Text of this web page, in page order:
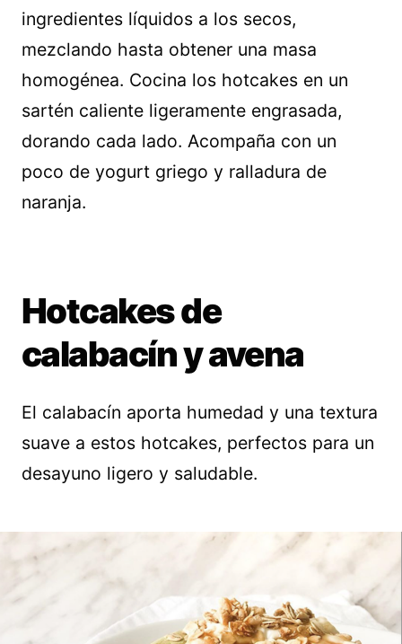
ingredientes líquidos a los secos,
mezclando hasta obtener una masa
homogénea. Cocina los hotcakes en un
sartén caliente ligeramente engrasada,
dorando cada lado. Acompaña con un
poco de yogurt griego y ralladura de
naranja.
Hotcakes de
calabacín y avena
El calabacín aporta humedad y una textura
suave a estos hotcakes, perfectos para un
desayuno ligero y saludable.